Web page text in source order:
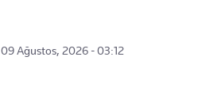
09 Ağustos, 2026 - 03:12